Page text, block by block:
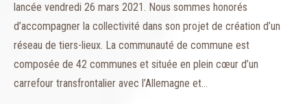
lancée vendredi 26 mars 2021. Nous sommes honorés
d’accompagner la collectivité dans son projet de création d’un
réseau de tiers-lieux. La communauté de commune est
composée de 42 communes et située en plein cœur d’un
carrefour transfrontalier avec l’Allemagne et…